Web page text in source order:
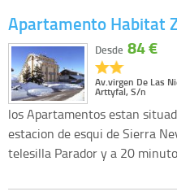
Apartamento Habitat
Av.virgen De Las
Arttyfal, S/n
Desde 84 €
los Apartamentos estan
estacion de esqui de Sierra
telesilla Parador y a 20